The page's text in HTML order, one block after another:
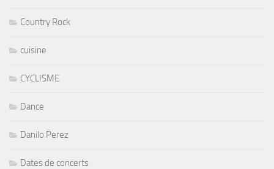
Country Rock
cuisine
CYCLISME
Dance
Danilo Perez
Dates de concerts